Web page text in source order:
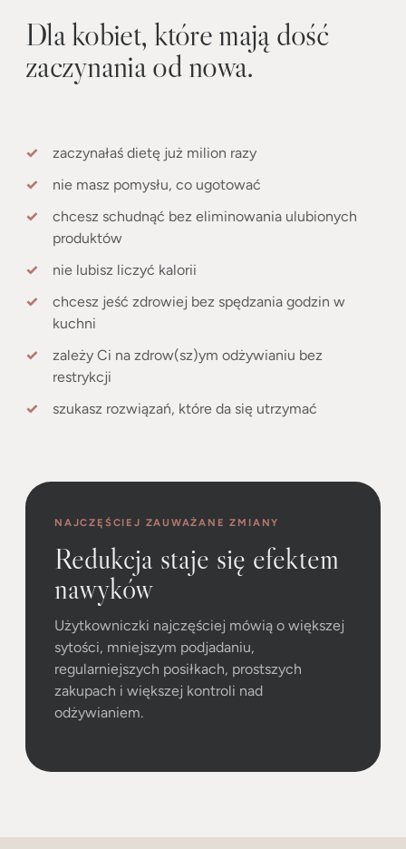
Dla kobiet, które mają dość
zaczynania od nowa.
zaczynałaś dietę już milion razy
nie masz pomysłu, co ugotować
chcesz schudnąć bez eliminowania ulubionych
produktów
nie lubisz liczyć kalorii
chcesz jeść zdrowiej bez spędzania godzin w
kuchni
zależy Ci na zdrow(sz)ym odżywianiu bez
restrykcji
szukasz rozwiązań, które da się utrzymać
NAJCZĘŚCIEJ ZAUWAŻANE ZMIANY
Redukcja staje się efektem
nawyków
Użytkowniczki najczęściej mówią o większej
sytości, mniejszym podjadaniu,
regularniejszych posiłkach, prostszych
zakupach i większej kontroli nad
odżywianiem.